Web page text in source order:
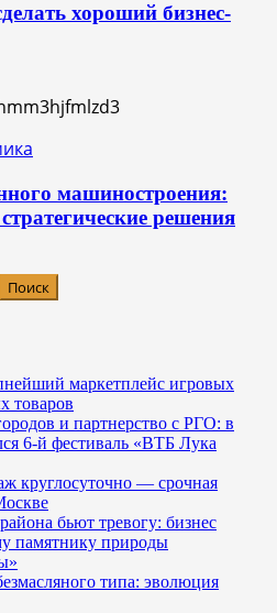
хороший бизнес-
машиностроения:
решения
маркетплейс игровых
товаров
и партнерство с РГО: в
6-й фестиваль «ВТБ Лука
круглосуточно — срочная
бьют тревогу: бизнес
памятнику природы
типа: эволюция